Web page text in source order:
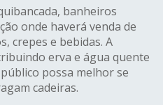
banheiros
onde haverá venda de
crepes e bebidas. A
erva e água quente
possa melhor se
cadeiras.